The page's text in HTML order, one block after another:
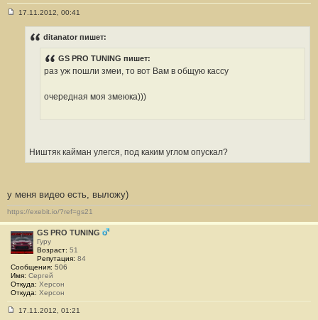
17.11.2012, 00:41
ditanator пишет:
GS PRO TUNING пишет:
раз уж пошли змеи, то вот Вам в общую кассу
очередная моя змеюка)))
Ништяк кайман улегся, под каким углом опускал?
у меня видео есть, выложу)
https://exebit.io/?ref=gs21
GS PRO TUNING
Гуру
Возраст: 51
Репутация: 84
Сообщения: 506
Имя: Сергей
Откуда: Херсон
Откуда: Херсон
17.11.2012, 01:21